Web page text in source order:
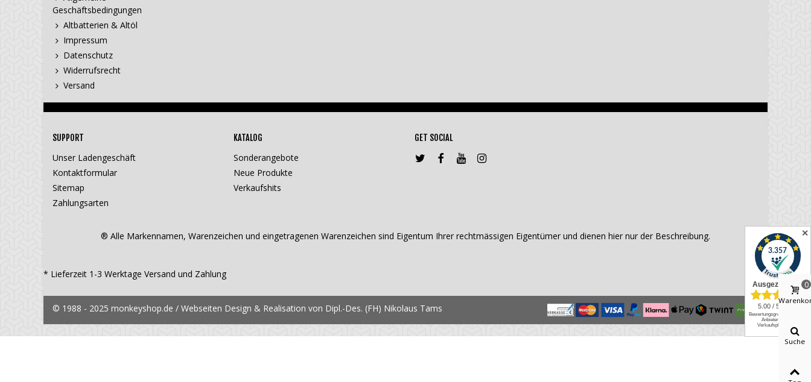
✕
Geschäftsbedingungen
Altbatterien & Altöl
Impressum
Datenschutz
Widerrufsrecht
Versand
SUPPORT
Unser Ladengeschäft
Kontaktformular
Sitemap
Zahlungsarten
KATALOG
Sonderangebote
Neue Produkte
Verkaufshits
GET SOCIAL
® Alle Markennamen, Warenzeichen und eingetragenen Warenzeichen sind Eigentum Ihrer rechtmässigen Eigentümer und dienen hier nur der Beschreibung.
* Lieferzeit 1-3 Werktage Versand und Zahlung
© 1988 - 2025 monkeyshop.de / Webseiten Design & Realisation von Dipl.-Des. (FH) Nikolaus Tams
0
Suche